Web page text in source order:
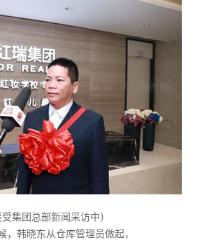
受集团总部新闻采访中）
，韩晓东从仓库管理员做起，